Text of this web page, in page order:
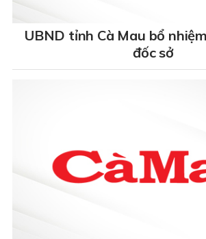
UBND tỉnh Cà Mau bổ
đốc sở